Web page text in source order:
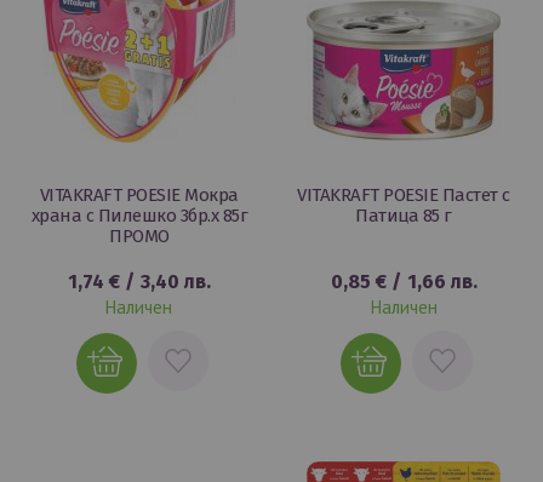
VITAKRAFT POESIE Мокра
храна с Пилешко 3бр.х 85г
ПРОМО
1,74 €/ 3,40 лв.
Наличен
ДОБАВИ
VITAKRAFT POESIE Пастет с
Патица 85 г
0,85 €/ 1,66 лв.
Наличен
ДОБАВИ